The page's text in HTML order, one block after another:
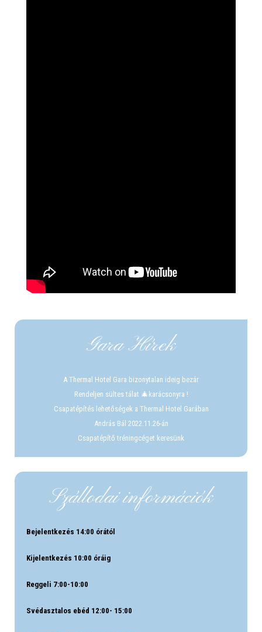
Gara Hírek
A Thermal Hotel Gara bizonytalan ideig bezár
Rendeljen sültes tálat 🎄karácsonyra !
Csapatépítés lehetőségek a Thermal Hotel Garában
András Bál 2022.11.26-án
Csapatépítő tréningcéget keresünk
Szállodai információk
Bejelentkezés 14:00 órától
Kijelentkezés 10:00 óráig
Reggeli 7:00-10:00
Svédasztalos ebéd 12:00- 15:00